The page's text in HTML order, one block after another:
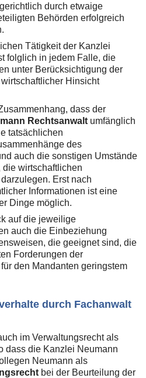
durch etwaige
Behörden erfolgreich
Tätigkeit der Kanzlei
folglich in jedem Falle, die
unter Berücksichtigung der
Hinsicht
dass der
Rechtsanwalt umfänglich
tatsächlichen
des
auch die sonstigen Umstände
die wirtschaftlichen
Erst nach
Informationen ist eine
Dinge möglich.
auf die jeweilige
auch die Einbeziehung
die geeignet sind, die
Forderungen der
den Mandanten geringstem
durch Fachanwalt
im Verwaltungsrecht als
dass die Kanzlei Neumann
Neumann als
bei der Beurteilung der